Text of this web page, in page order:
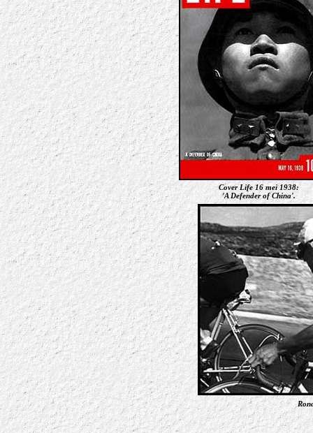
Cover Life 16 mei 1938:
'A Defender of China'.